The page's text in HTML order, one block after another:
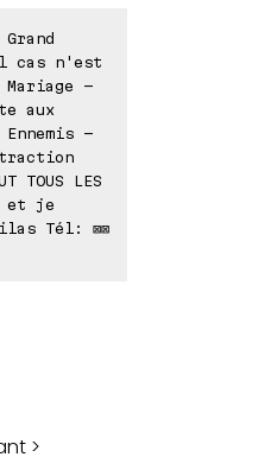
cas n'est
-
aux
-
TOUS LES
et je
Tél: ⊠⊠
>